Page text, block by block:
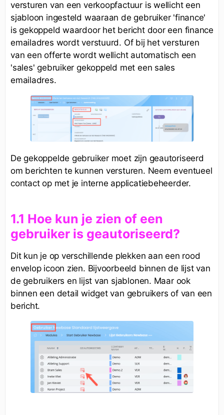
versturen van een verkoopfactuur is wellicht een
sjabloon ingesteld waaraan de gebruiker 'finance'
is gekoppeld waardoor het bericht door een finance
emailadres wordt verstuurd. Of bij het versturen
van een offerte wordt wellicht automatisch een
'sales' gebruiker gekoppeld met een sales
emailadres.
De gekoppelde gebruiker moet zijn geautoriseerd
om berichten te kunnen versturen. Neem eventueel
contact op met je interne applicatiebeheerder.
1.1 Hoe kun je zien of een
gebruiker is geautoriseerd?
Dit kun je op verschillende plekken aan een rood
envelop icoon zien. Bijvoorbeeld binnen de lijst van
de gebruikers en lijst van sjablonen. Maar ook
binnen een detail widget van gebruikers of van een
bericht.